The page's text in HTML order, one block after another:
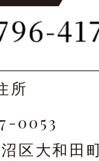
所
0053
区大和田